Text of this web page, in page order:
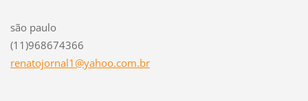
são paulo
(11)968674366
renatojornal1@yahoo.com.br